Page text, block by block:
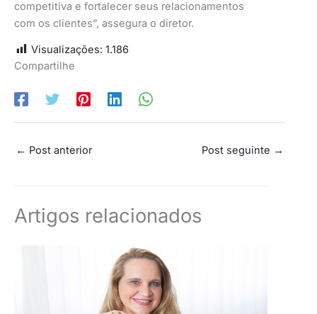
competitiva e fortalecer seus relacionamentos
com os clientes”, assegura o diretor.
Visualizações: 1.186
Compartilhe
← Post anterior Post seguinte →
Artigos relacionados